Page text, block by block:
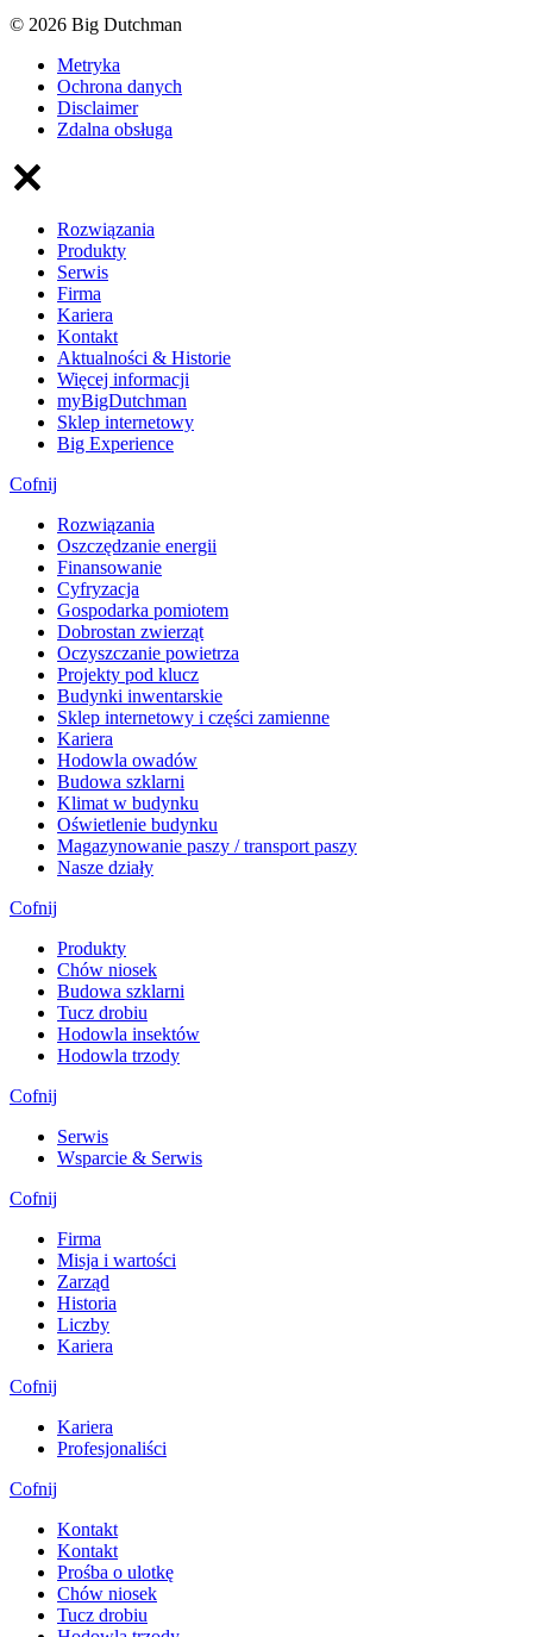
© 2026 Big Dutchman
Metryka
Ochrona danych
Disclaimer
Zdalna obsługa
Rozwiązania
Produkty
Serwis
Firma
Kariera
Kontakt
Aktualności & Historie
Więcej informacji
myBigDutchman
Sklep internetowy
Big Experience
Cofnij
Rozwiązania
​Oszczędzanie energii
Finansowanie
Cyfryzacja
Gospodarka pomiotem
Dobrostan zwierząt
Oczyszczanie powietrza
Projekty pod klucz
Budynki inwentarskie
Sklep internetowy i części zamienne
Kariera
Hodowla owadów
Budowa szklarni
Klimat w budynku
Oświetlenie budynku
Magazynowanie paszy / transport paszy
Nasze działy
Cofnij
Produkty
Chów niosek
Budowa szklarni
Tucz drobiu
Hodowla insektów
Hodowla trzody
Cofnij
Serwis
Wsparcie & Serwis
Cofnij
Firma
Misja i wartości
Zarząd
Historia
Liczby
Kariera
Cofnij
Kariera
Profesjonaliści
Cofnij
Kontakt
Kontakt
Prośba o ulotkę
Chów niosek
Tucz drobiu